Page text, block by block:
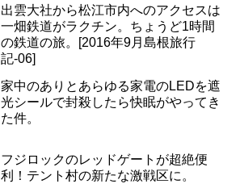
出雲大社から松江市内へのアクセスは
一畑鉄道がラクチン。ちょうど1時間
の鉄道の旅。[2016年9月島根旅行
記-06]
家中のありとあらゆる家電のLEDを遮
光シールで封殺したら快眠がやってき
た件。
フジロックのレッドゲートが超絶便
利！テント村の新たな激戦区に。